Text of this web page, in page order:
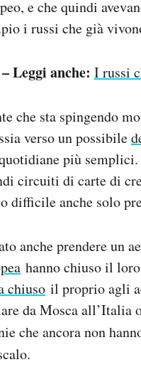
e che quindi
i russi che già
– Leggi anche: I russi
che sta spingendo
verso un possibile
più
circuiti di carte di
difficile anche solo
anche prendere un
hanno chiuso il
chiuso il proprio agli
da Mosca all’Italia
che ancora non